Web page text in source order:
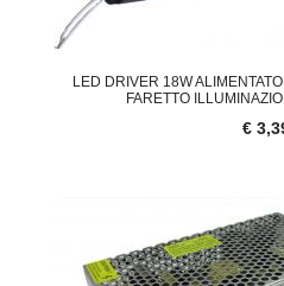
LED DRIVER 18W
FARETTO
€